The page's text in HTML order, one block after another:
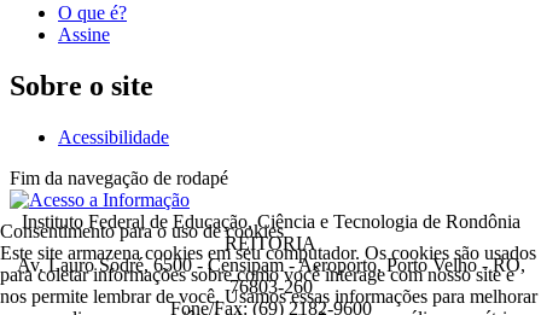
O que é?
Assine
Sobre o site
Acessibilidade
Fim da navegação de rodapé
Instituto Federal de Educação, Ciência e Tecnologia de Rondônia
REITORIA
Av. Lauro Sodré, 6500 - Censipam - Aeroporto, Porto Velho - RO,
76803-260
Fone/Fax: (69) 2182-9600
Consentimento para o uso de cookies
Este site armazena cookies em seu computador. Os cookies são usados
para coletar informações sobre como você interage com nosso site e
nos permite lembrar de você. Usamos essas informações para melhorar